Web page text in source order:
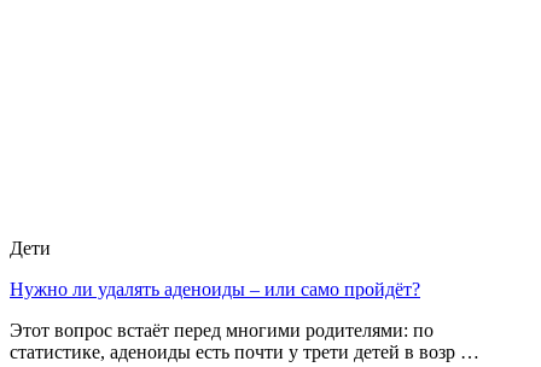
Дети
Нужно ли удалять аденоиды – или само пройдёт?
Этот вопрос встаёт перед многими родителями: по
статистике, аденоиды есть почти у трети детей в возр …